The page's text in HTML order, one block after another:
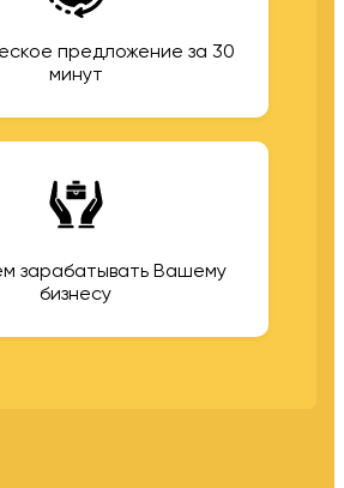
предложение за 30
минут
зарабатывать Вашему
бизнесу